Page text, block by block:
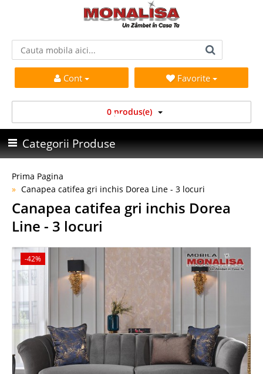
Cont Favorite
0 produs(e)
Categorii Produse
Prima Pagina
Canapea catifea gri inchis Dorea Line - 3 locuri
Canapea catifea gri inchis Dorea
Line - 3 locuri
-42%